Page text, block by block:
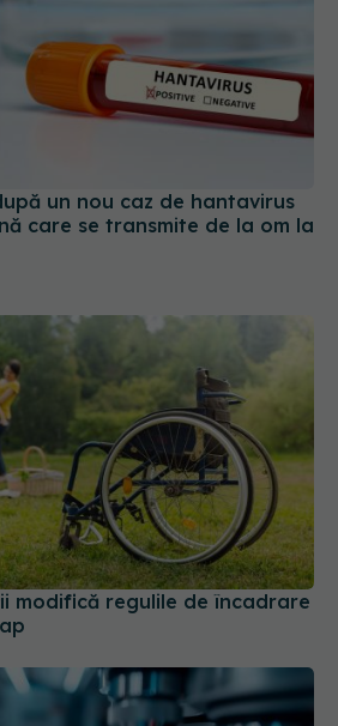
un nou caz de hantavirus
care se transmite de la om la
modifică regulile de încadrare